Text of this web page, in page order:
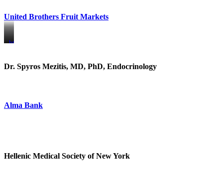
United Brothers Fruit Markets
https://www.unitedbrothersfruitmarkets.com/
https://www.unitedbrothersfruitmarkets.com/
Dr. Spyros Mezitis, MD, PhD, Endocrinology
Alma Bank
Hellenic Medical Society of New York